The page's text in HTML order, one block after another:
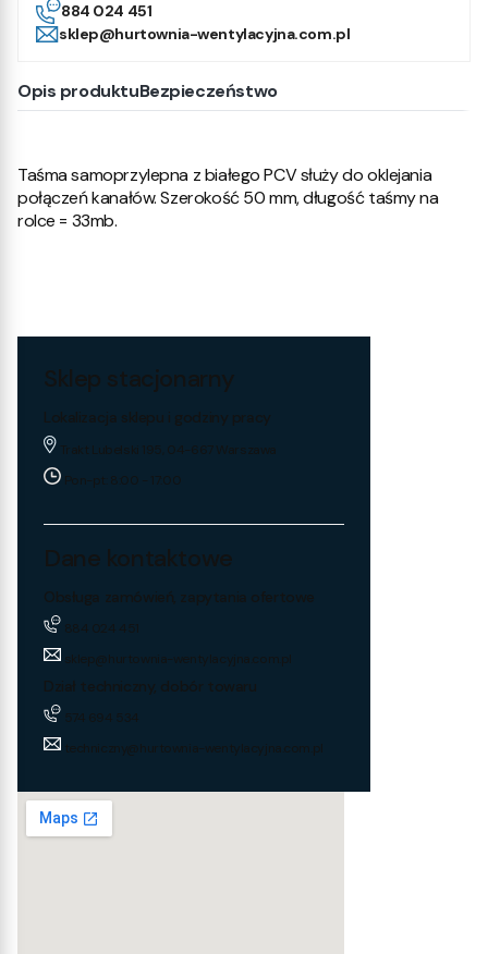
884 024 451
sklep@hurtownia-wentylacyjna.com.pl
Opis produktuBezpieczeństwo
Taśma samoprzylepna z białego PCV służy do oklejania
połączeń kanałów. Szerokość 50 mm, długość taśmy na
rolce = 33mb.
Sklep stacjonarny
Lokalizacja sklepu i godziny pracy
Trakt Lubelski 195, 04-667 Warszawa
Pon-pt: 8:00 - 17:00
Dane kontaktowe
Obsługa zamówień, zapytania ofertowe
884 024 451
sklep@hurtownia-wentylacyjna.com.pl
Dział techniczny, dobór towaru
574 694 534
techniczny@hurtownia-wentylacyjna.com.pl